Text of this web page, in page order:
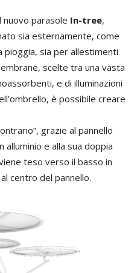
nuovo parasole In-tree,
sia esternamente, come
sia per allestimenti
scelte tra una vasta
e di illuminazioni
è possibile creare
grazie al pannello
alluminio e alla sua doppia
teso verso il basso in
centro del pannello.